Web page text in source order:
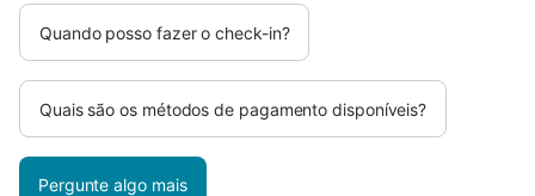
Quando posso fazer o check-in?
Quais são os métodos de pagamento disponíveis?
Pergunte algo mais